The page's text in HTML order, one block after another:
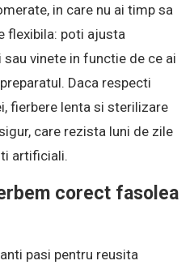
in care nu ai timp sa
flexibila: poti ajusta
vinete in functie de ce ai
Daca respecti
fierbere lenta si sterilizare
care rezista luni de zile
artificiali.
corect fasolea
pasi pentru reusita